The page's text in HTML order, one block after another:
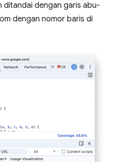
ditandai dengan garis abu-
dengan nomor baris di